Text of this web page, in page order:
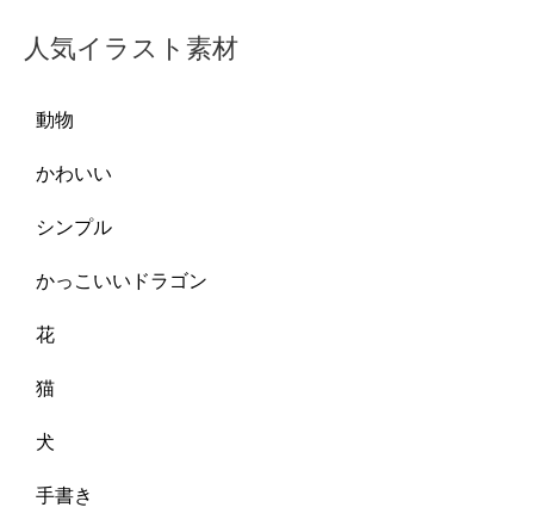
人気イラスト素材
動物
かわいい
シンプル
かっこいいドラゴン
花
猫
犬
手書き